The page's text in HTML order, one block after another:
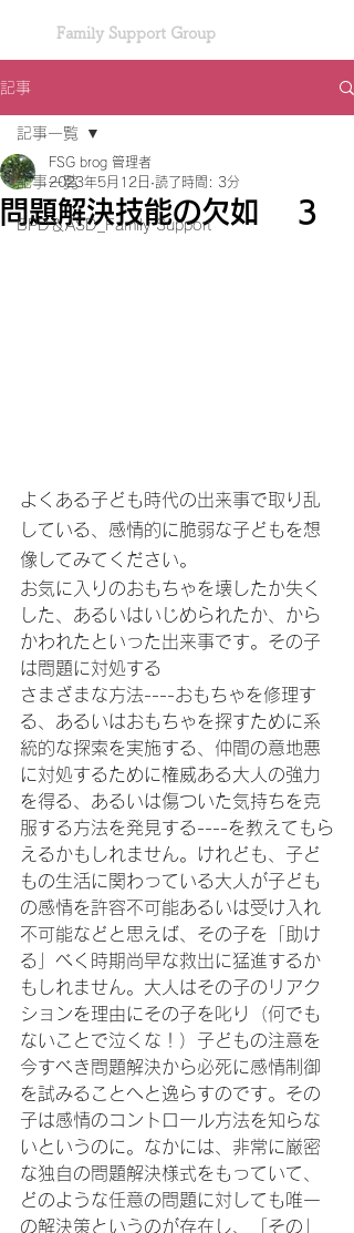
Family Support Group
記事
記事一覧
BPD＆ASD_Family Support
記事一覧
問題解決技能の欠如 3
FSG brog 管理者
2023年5月12日 読了時間: 3分
よくある子ども時代の出来事で取り乱
している、感情的に脆弱な子どもを想
像してみてください。
お気に入りのおもちゃを壊したか失く
した、あるいはいじめられたか、から
かわれたといった出来事です。その子
は問題に対処する
さまざまな方法----おもちゃを修理す
る、あるいはおもちゃを探すために系
統的な探索を実施する、仲間の意地悪
に対処するために権威ある大人の強力
を得る、あるいは傷ついた気持ちを克
服する方法を発見する----を教えてもら
えるかもしれません。けれども、子ど
もの生活に関わっている大人が子ども
の感情を許容不可能あるいは受け入れ
不可能などと思えば、その子を「助け
る」べく時期尚早な救出に猛進するか
もしれません。大人はその子のリアク
ションを理由にその子を叱り（何でも
ないことで泣くな！）子どもの注意を
今すべき問題解決から必死に感情制御
を試みることへと逸らすのです。その
子は感情のコントロール方法を知らな
いというのに。なかには、非常に厳密
な独自の問題解決様式をもっていて、
どのような任意の問題に対しても唯一
の解決策というのが存在し、「その」